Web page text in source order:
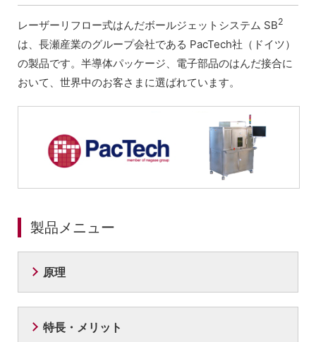
レーザーリフロー式はんだボールジェットシステム SB2
は、長瀬産業のグループ会社である PacTech社（ドイツ）
の製品です。半導体パッケージ、電子部品のはんだ接合に
おいて、世界中のお客さまに選ばれています。
製品メニュー
原理
特長・メリット